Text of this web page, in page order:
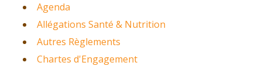
Agenda
Allégations Santé & Nutrition
Autres Règlements
Chartes d'Engagement